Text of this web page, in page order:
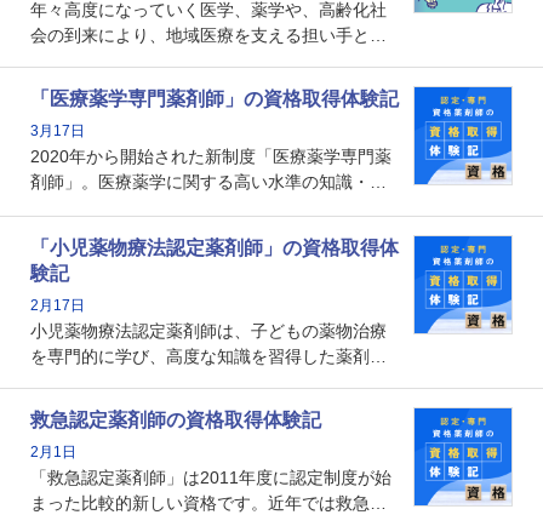
年々高度になっていく医学、薬学や、高齢化社
会の到来により、地域医療を支える担い手とし
で、重要度が増しているのが認定薬剤師という
資格です。認定薬剤師とはいったいどんな資格
なのでしょうか。それを取得するとどのような
メリットがあるのでしょうか。
「医療薬学専門薬剤師」の資格取得体験記
3月17日
2020年から開始された新制度「医療薬学専門薬
剤師」。医療薬学に関する高い水準の知識・技
となります。取得要件は多岐に渡り、審査も複
数回ありますが、患者さんに対して一定の能力
の証明になる資格と言えます。
「小児薬物療法認定薬剤師」の資格取得体
験記
2月17日
小児薬物療法認定薬剤師は、子どもの薬物治療
を専門的に学び、高度な知識を習得した薬剤師
や、特有の疾患、心理状況を理解し、専門性を
深めることで、子どもとその保護者に寄り添え
る存在です。今回はそんな小児薬物療法認定薬
剤師の取得体験記をご紹介します。
救急認定薬剤師の資格取得体験記
2月1日
「救急認定薬剤師」は2011年度に認定制度が始
まった比較的新しい資格です。近年では救急病